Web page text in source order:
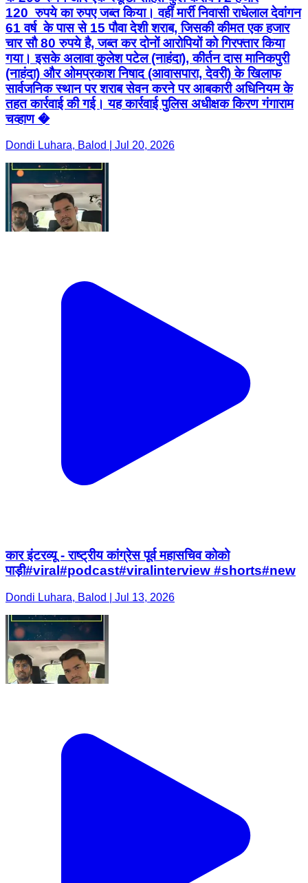
120 रुपये का रुपए जब्त किया। वहीं मार्री निवासी राधेलाल देवांगन
61 वर्ष के पास से 15 पौवा देशी शराब, जिसकी कीमत एक हजार
चार सौ 80 रुपये है, जब्त कर दोनों आरोपियों को गिरफ्तार किया
गया। इसके अलावा कुलेश पटेल (नाहंदा), कीर्तन दास मानिकपुरी
(नाहंदा) और ओमप्रकाश निषाद (आवासपारा, देवरी) के खिलाफ
सार्वजनिक स्थान पर शराब सेवन करने पर आबकारी अधिनियम के
तहत कार्रवाई की गई। यह कार्रवाई पुलिस अधीक्षक किरण गंगाराम
चव्हाण �
Dondi Luhara, Balod | Jul 20, 2026
कार इंटरव्यू - राष्ट्रीय कांग्रेस पूर्व महासचिव कोको
पाड़ी#viral#podcast#viralinterview #shorts#new
Dondi Luhara, Balod | Jul 13, 2026